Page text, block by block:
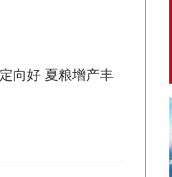
向好 夏粮增产丰